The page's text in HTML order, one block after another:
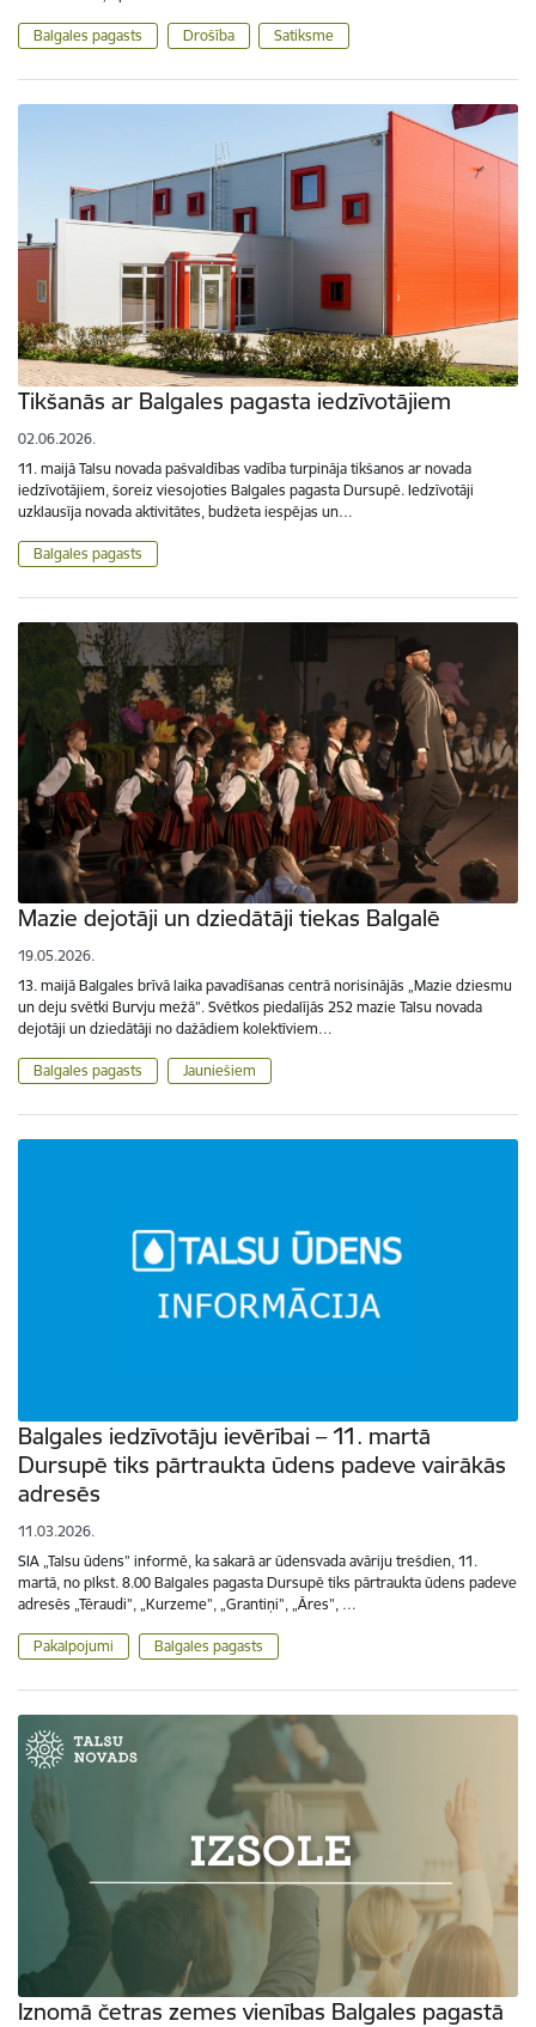
Balgales pagasts Drošība Satiksme
Tikšanās ar Balgales pagasta iedzīvotājiem
02.06.2026.
11. maijā Talsu novada pašvaldības vadība turpināja tikšanos ar novada
iedzīvotājiem, šoreiz viesojoties Balgales pagasta Dursupē. Iedzīvotāji
uzklausīja novada aktivitātes, budžeta iespējas un…
Balgales pagasts
Mazie dejotāji un dziedātāji tiekas Balgalē
19.05.2026.
13. maijā Balgales brīvā laika pavadīšanas centrā norisinājās „Mazie dziesmu
un deju svētki Burvju mežā”. Svētkos piedalījās 252 mazie Talsu novada
dejotāji un dziedātāji no dažādiem kolektīviem…
Balgales pagasts Jauniešiem
Balgales iedzīvotāju ievērībai – 11. martā
Dursupē tiks pārtraukta ūdens padeve vairākās
adresēs
11.03.2026.
SIA „Talsu ūdens” informē, ka sakarā ar ūdensvada avāriju trešdien, 11.
martā, no plkst. 8.00 Balgales pagasta Dursupē tiks pārtraukta ūdens padeve
adresēs „Tēraudi”, „Kurzeme”, „Grantiņi”, „Āres”, …
Pakalpojumi Balgales pagasts
Iznomā četras zemes vienības Balgales pagastā